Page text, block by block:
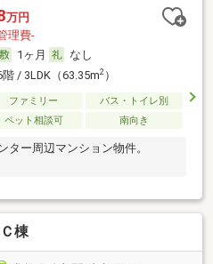
万円
理費-
1ヶ月
なし
階 / 3LDK（63.35m2）
ファミリー
バス・トイレ別
ペット相談可 南向き
ター周辺マンション物件。
棟